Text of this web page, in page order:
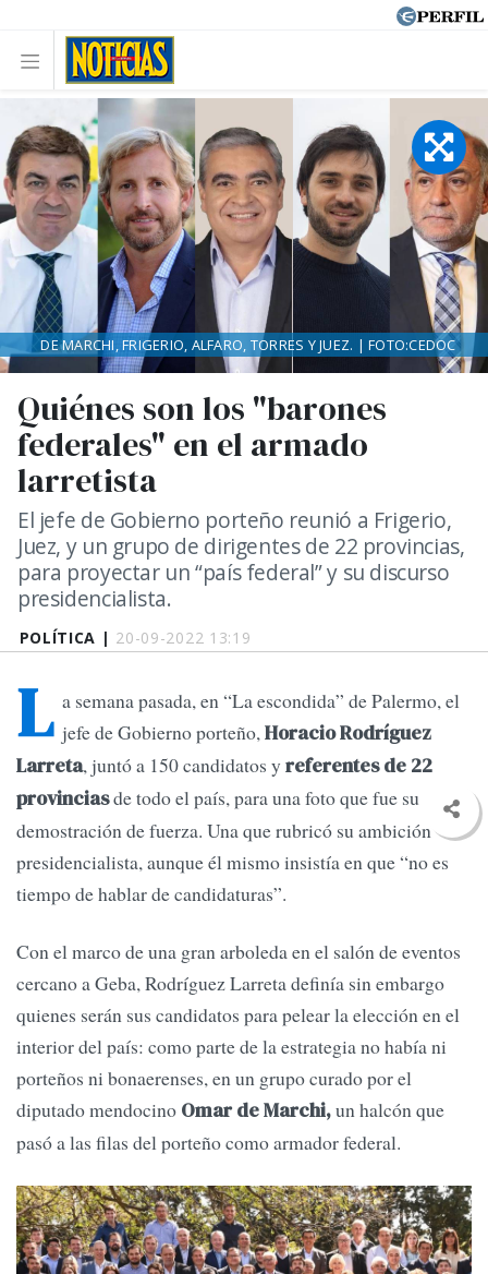
POLÍTICA | 20-09-2022 13:19
Quiénes son los "barones
federales" en el armado
larretista
El jefe de Gobierno porteño reunió a Frigerio,
Juez, y un grupo de dirigentes de 22 provincias,
para proyectar un “país federal” y su discurso
presidencialista.
DE MARCHI, FRIGERIO, ALFARO, TORRES Y JUEZ. | FOTO:CEDOC
L a semana pasada, en “La escondida” de Palermo, el
jefe de Gobierno porteño,Horacio Rodríguez
Larreta, juntó a 150 candidatos y referentes de 22
provinciasde todo el país, para una foto que fue su
demostración de fuerza. Una que rubricó su ambición
presidencialista, aunque él mismo insistía en que “no es
tiempo de hablar de candidaturas”.
Con el marco de una gran arboleda en el salón de eventos
cercano a Geba, Rodríguez Larreta definía sin embargo
quienes serán sus candidatos para pelear la elección en el
interior del país: como parte de la estrategia no había ni
porteños ni bonaerenses, en un grupo curado por el
diputado mendocino Omar de Marchi,un halcón que
pasó a las filas del porteño como armador federal.